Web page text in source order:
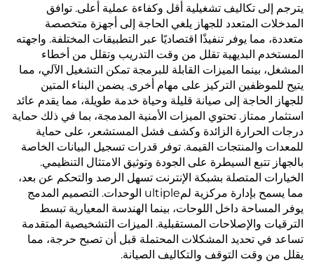
يترجم إلى تكاليف تشغيلية أقل وكفاءة عملية أعلى. توافق
المدخلات المتعدد للجهاز يلغي الحاجة إلى أجهزة متخصصة
متعددة، مما يوفر تنفيذًا اقتصاديًا عبر التطبيقات المختلفة. واجهته
المستخدم البديهية تقلل من وقت التدريب وتقلل من أخطاء
المشغل، بينما الميزات القابلة للبرمجة تمكن التشغيل الآلي، مما
يتيح للموظفين التركيز على مهام أخرى. يضمن البناء المتين
للجهاز الحاجة إلى صيانة قليلة وحياة خدمة طويلة، مما يقدم عائد
استثمار ممتاز. تحتوي الميزات الأمنية المدمجة، بما في ذلك حماية
درجات الحرارة الزائدة وكشف فشل المستشعر، على حماية
للمعدات والمنتجات القيمة. توفر قدرات تسجيل البيانات الخاصة
بالجهاز تتبع السيطرة على الجودة وتوثيق الامتثال التنظيمي.
الخيارات المتصلة بشبكة الإنترنت تسهل الرصد والتحكم عن بعد،
مما يسمح بإدارة مركزية لمultiple الوحدات. التصميم المدمج
يوفر المساحة داخل اللوحات، بينما الهندسة المعيارية تبسط
الترقيات والإصلاحات المستقبلية. الميزات التشخيصية المتقدمة
تساعد في تحديد المشكلات المحتملة قبل أن تصبح حرجة، مما
يقلل من وقت التوقف والتكاليف الصيانة.